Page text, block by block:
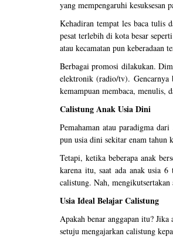
yang mempengaruhi kesuksesan
Kehadiran tempat les baca tulis
pesat terlebih di kota besar
atau kecamatan pun keberadaan
Berbagai promosi dilakukan.
elektronik (radio/tv). Gencarnya
kemampuan membaca, menulis,
Calistung Anak Usia Dini
Pemahaman atau paradigma
pun usia dini sekitar enam tahun
Tetapi, ketika beberapa anak
karena itu, saat ada anak usia
calistung. Nah,
Usia Ideal Belajar Calistung
Apakah benar anggapan itu?
setuju mengajarkan calistung